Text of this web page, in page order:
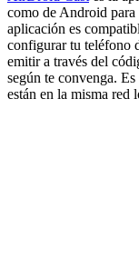
como de Android
aplicación es
configurar tu teléfono
emitir a través del
según te convenga.
están en la misma red